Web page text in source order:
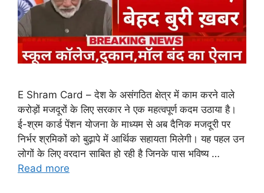
E Shram Card – देश के असंगठित क्षेत्र में काम करने वाले
करोड़ों मजदूरों के लिए सरकार ने एक महत्वपूर्ण कदम उठाया है।
ई-श्रम कार्ड पेंशन योजना के माध्यम से अब दैनिक मजदूरी पर
निर्भर श्रमिकों को बुढ़ापे में आर्थिक सहायता मिलेगी। यह पहल उन
लोगों के लिए वरदान साबित हो रही है जिनके पास भविष्य …
Read more